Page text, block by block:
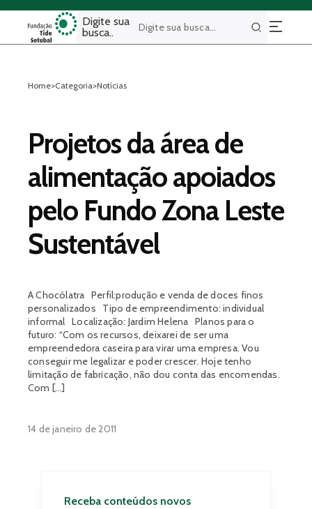
Digite sua
busca..
Buscar
Home>Categoria>Notícias
Projetos da área de
alimentação apoiados
pelo Fundo Zona Leste
Sustentável
A Chocólatra Perfil:produção e venda de doces finos
personalizados Tipo de empreendimento: individual
informal Localização: Jardim Helena Planos para o
futuro: “Com os recursos, deixarei de ser uma
empreendedora caseira para virar uma empresa. Vou
conseguir me legalizar e poder crescer. Hoje tenho
limitação de fabricação, não dou conta das encomendas.
Com […]
14 de janeiro de 2011
Receba conteúdos novos